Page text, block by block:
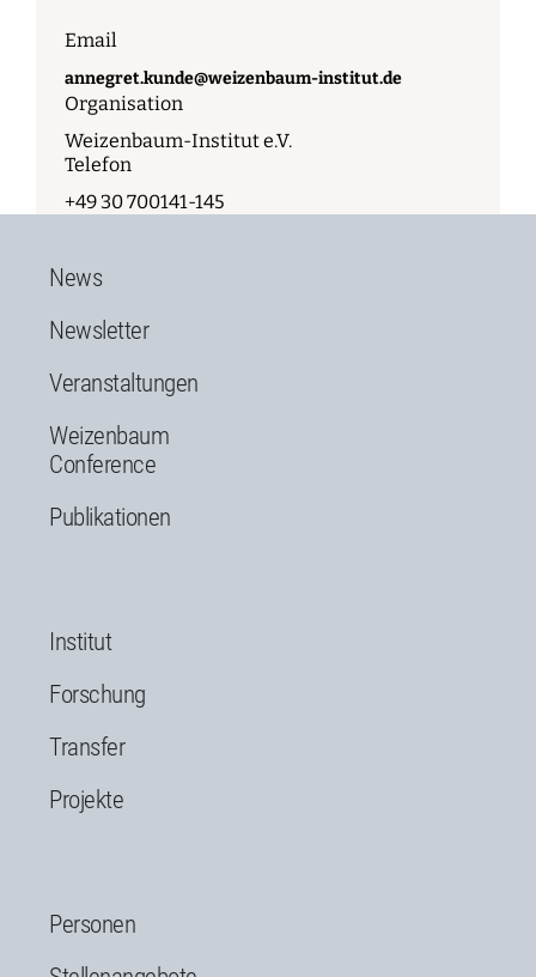
Email
annegret.kunde@weizenbaum-institut.de
Organisation
Weizenbaum-Institut e.V.
Telefon
+49 30 700141-145
News
Newsletter
Veranstaltungen
Weizenbaum
Conference
Publikationen
Institut
Forschung
Transfer
Projekte
Personen